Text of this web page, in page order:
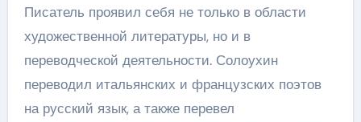
Писатель проявил себя не только в области
художественной литературы, но и в
переводческой деятельности. Солоухин
переводил итальянских и французских поэтов
на русский язык, а также перевел